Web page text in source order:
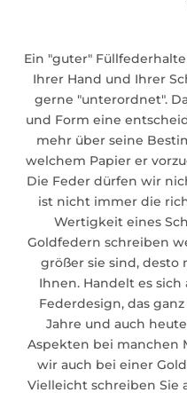
Ein "guter"
Ihrer Hand und Ihrer
gerne "unterordnet".
und Form eine
mehr über seine
welchem Papier er
Die Feder dürfen wir
ist nicht immer die
Wertigkeit eines
Goldfedern schreiben
größer sie sind,
Ihnen. Handelt es
Federdesign, das
Jahre und auch
Aspekten bei manchen
wir auch bei einer
Vielleicht schreiben Sie